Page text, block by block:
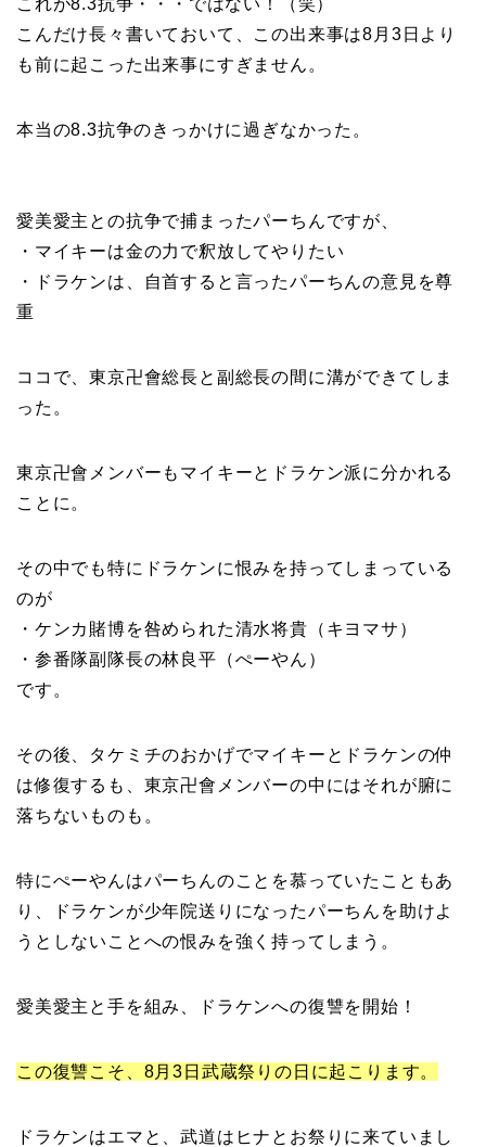
こんだけ長々書いておいて、この出来事は8月3日より
も前に起こった出来事にすぎません。
本当の8.3抗争のきっかけに過ぎなかった。
愛美愛主との抗争で捕まったパーちんですが、
・マイキーは金の力で釈放してやりたい
・ドラケンは、自首すると言ったパーちんの意見を尊
重
ココで、東京卍會総長と副総長の間に溝ができてしま
った。
東京卍會メンバーもマイキーとドラケン派に分かれる
ことに。
その中でも特にドラケンに恨みを持ってしまっている
のが
・ケンカ賭博を咎められた清水将貴（キヨマサ）
・参番隊副隊長の林良平（ぺーやん）
です。
その後、タケミチのおかげでマイキーとドラケンの仲
は修復するも、東京卍會メンバーの中にはそれが腑に
落ちないものも。
特にぺーやんはパーちんのことを慕っていたこともあ
り、ドラケンが少年院送りになったパーちんを助けよ
うとしないことへの恨みを強く持ってしまう。
愛美愛主と手を組み、ドラケンへの復讐を開始！
この復讐こそ、8月3日武蔵祭りの日に起こります。
ドラケンはエマと、武道はヒナとお祭りに来ていまし